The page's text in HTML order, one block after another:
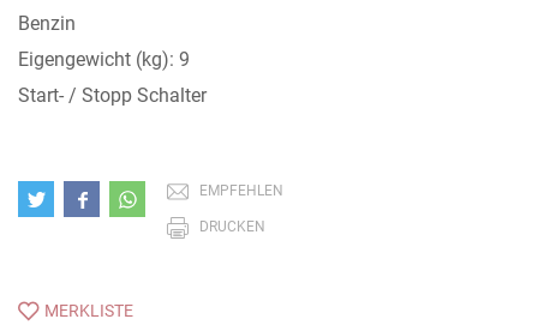
Benzin
Eigengewicht (kg): 9
Start- / Stopp Schalter
EMPFEHLEN
DRUCKEN
MERKLISTE